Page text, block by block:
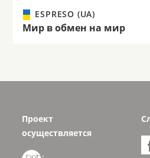
ESPRESO (UA)
Мир в обмен на мир
Проект
осуществляется